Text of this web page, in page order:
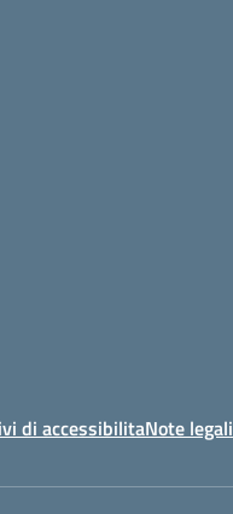
di accessibilitaNote legali